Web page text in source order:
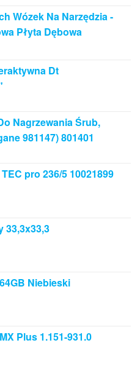
Wózek Na Narzędzia -
Płyta Dębowa
Dt
Nagrzewania Śrub,
981147) 801401
pro 236/5 10021899
33,3x33,3
Niebieski
Plus 1.151-931.0